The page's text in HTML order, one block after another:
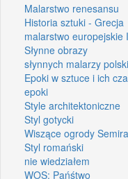
Malarstwo renesansu
Historia sztuki - Grecja
malarstwo europejskie
Słynne obrazy
słynnych malarzy
Epoki w sztuce i ich
epoki
Style architektoniczne
Styl gotycki
Wiszące ogrody
Styl romański
nie wiedziałem
WOS: Pańśtwo